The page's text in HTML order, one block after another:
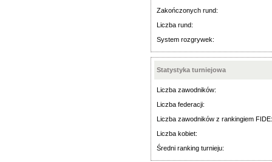
Zakończonych rund:
Liczba rund:
System rozgrywek:
Statystyka turniejowa
Liczba zawodników:
Liczba federacji:
Liczba zawodników z rankingiem FIDE:
Liczba kobiet:
Średni ranking turnieju: